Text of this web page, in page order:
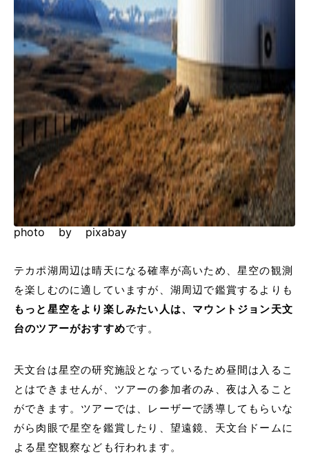
photo by pixabay
テカポ湖周辺は晴天になる確率が高いため、星空の観測
を楽しむのに適していますが、湖周辺で鑑賞するよりも
もっと星空をより楽しみたい人は、マウントジョン天文
台のツアーがおすすめです。
天文台は星空の研究施設となっているため昼間は入るこ
とはできませんが、ツアーの参加者のみ、夜は入ること
ができます。ツアーでは、レーザーで誘導してもらいな
がら肉眼で星空を鑑賞したり、望遠鏡、天文台ドームに
よる星空観察なども行われます。